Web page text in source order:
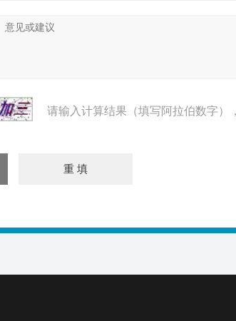
请输入计算结果（填写阿拉伯数字）